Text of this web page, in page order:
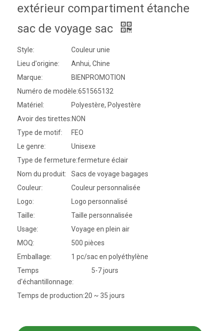
extérieur compartiment étanche
sac de voyage sac
Style:
Couleur unie
Lieu d'origine:
Anhui, Chine
Marque:
BIENPROMOTION
Numéro de modèle:651565132
Matériel:
Polyestère, Polyestère
Avoir des tirettes:NON
Type de motif:
FEO
Le genre:
Unisexe
Type de fermeture:fermeture éclair
Nom du produit:
Sacs de voyage bagages
Couleur:
Couleur personnalisée
Logo:
Logo personnalisé
Taille:
Taille personnalisée
Usage:
Voyage en plein air
MOQ:
500 pièces
Emballage:
1 pc/sac en polyéthylène
Temps
d'échantillonnage:
5-7 jours
Temps de production:20 ~ 35 jours